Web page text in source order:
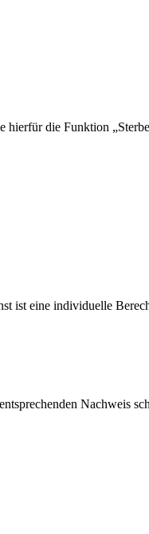
hierfür die Funktion „
ist eine individuelle
Nachweis